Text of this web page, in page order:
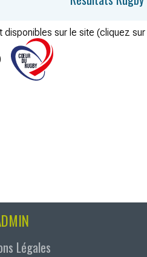
sur le site (cliquez sur
Légales